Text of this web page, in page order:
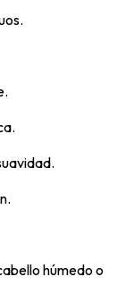
húmedo o